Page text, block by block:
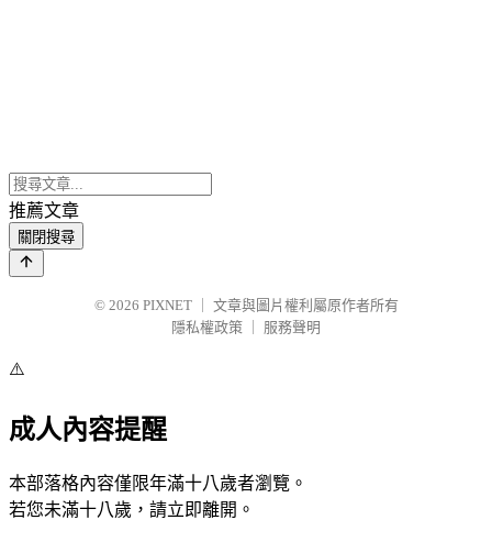
推薦文章
關閉搜尋
© 2026 PIXNET
文章與圖片權利屬原作者所有
隱私權政策
服務聲明
⚠️
成人內容提醒
本部落格內容僅限年滿十八歲者瀏覽。
若您未滿十八歲，請立即離開。